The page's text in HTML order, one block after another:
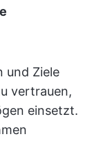
und Ziele
vertrauen,
einsetzt.